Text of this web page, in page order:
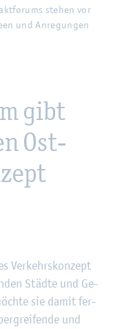
ste­hen vor
und An­re­gun­gen
gibt
Ost­
Ver­kehrs­kon­zept
Städ­te und Ge­
sie damit fer­
und
Kiel